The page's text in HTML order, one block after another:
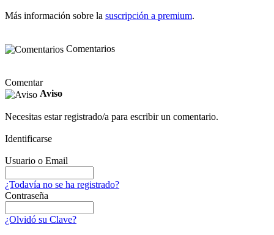
Más información sobre la suscripción a premium.
Comentarios
Comentar
Aviso
Necesitas estar registrado/a para escribir un comentario.
Identificarse
Usuario o Email
¿Todavía no se ha registrado?
Contraseña
¿Olvidó su Clave?